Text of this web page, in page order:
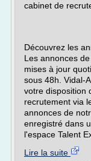
cabinet de
Découvrez les
Les annonces
mises à jour
sous 48h. Vidal-
votre disposition
recrutement via
annonces de
enregistré dans
l'espace Talent
Lire la suite